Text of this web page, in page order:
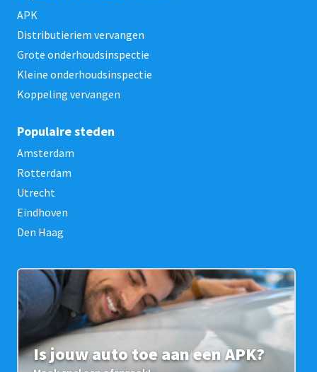
APK
Distributieriem vervangen
Grote onderhoudsinspectie
Kleine onderhoudsinspectie
Koppeling vervangen
Populaire steden
Amsterdam
Rotterdam
Utrecht
Eindhoven
Den Haag
Is jouw auto toe aan een APK?